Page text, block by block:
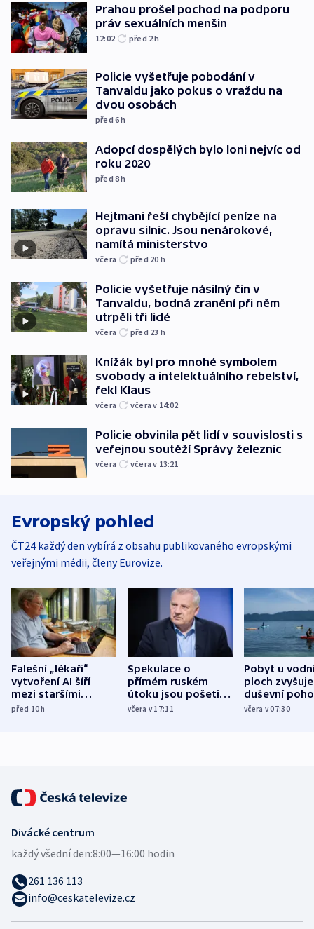
Prahou prošel pochod na podporu
práv sexuálních menšin
12:02 před 2h
Policie vyšetřuje pobodání v
Tanvaldu jako pokus o vraždu na
dvou osobách
před 6h
Adopcí dospělých bylo loni nejvíc od
roku 2020
před 8h
Hejtmani řeší chybějící peníze na
opravu silnic. Jsou nenárokové,
namítá ministerstvo
včera před 20 h
Policie vyšetřuje násilný čin v
Tanvaldu, bodná zranění při něm
utrpěli tři lidé
včera před 23 h
Knížák byl pro mnohé symbolem
svobody a intelektuálního rebelství,
řekl Klaus
včera včera v 14:02
Policie obvinila pět lidí v souvislosti s
veřejnou soutěží Správy železnic
včera včera v 13:21
Evropský pohled
ČT24 každý den vybírá z obsahu publikovaného evropskými
veřejnými médii, členy Eurovize.
Falešní „lékaři“
vytvoření AI šíří
mezi staršími
Poláky nebezpečné
před 10h
Spekulace o
přímém ruském
útoku jsou pošetilé,
míní estonský
včera v 17:11
Pobyt u
ploch zvyšuje
duševní
ukázala
včera v 07:30
Divácké centrum
každý všední den:8:00—16:00 hodin
261 136 113
info@ceskatelevize.cz